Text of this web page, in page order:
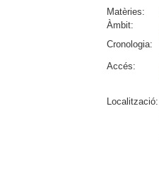
Matèries:
Àmbit:
Cronologia:
Accés:
Localització: